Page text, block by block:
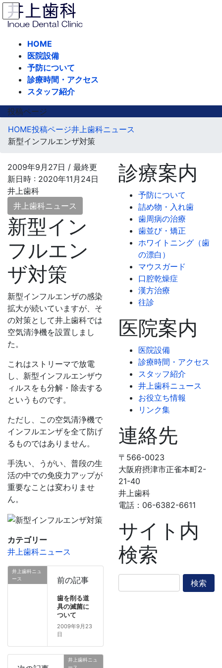
コ
ン
ナ
ビ
HOME
医院設備
予防について
診療時間・アクセス
スタッフ紹介
投稿ページ
HOME投稿ページ井上歯科ニュース
新型インフルエンザ対策
2009年9月27日 / 最終更
新日時 : 2020年11月24日
井上歯科
井上歯科ニュース
新型イン
フルエン
ザ対策
新型インフルエンザの感染
拡大が続いていますが、そ
の対策として井上歯科では
空気清浄機を設置しまし
た。
これはストリーマで放電
し、新型インフルエンザウ
ィルスをも分解・除去する
というものです。
ただし、この空気清浄機で
インフルエンザを全て防げ
るものではありません。
手洗い、うがい、普段の生
活の中での免疫力アップが
重要なことは変わりませ
ん。
カテゴリー
井上歯科ニュース
井上歯科ニュ
ース
前の記事
歯を削る道
具の滅菌に
ついて
2009年9月23
日
井上歯科ニュ
診療案内
予防について
詰め物・入れ歯
歯周病の治療
歯並び・矯正
ホワイトニング（歯
の漂白）
マウスガード
口腔乾燥症
漢方治療
往診
医院案内
医院設備
診療時間・アクセス
スタッフ紹介
井上歯科ニュース
お役立ち情報
リンク集
連絡先
〒566-0023
大阪府摂津市正雀本町2-
21-40
井上歯科
電話：06-6382-6611
サイト内
検索
索: